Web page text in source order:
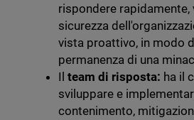
rispondere rapidamente,
sicurezza
vista proattivo, in modo
permanenza di una
Il team di risposta: ha il
sviluppare e
contenimento,